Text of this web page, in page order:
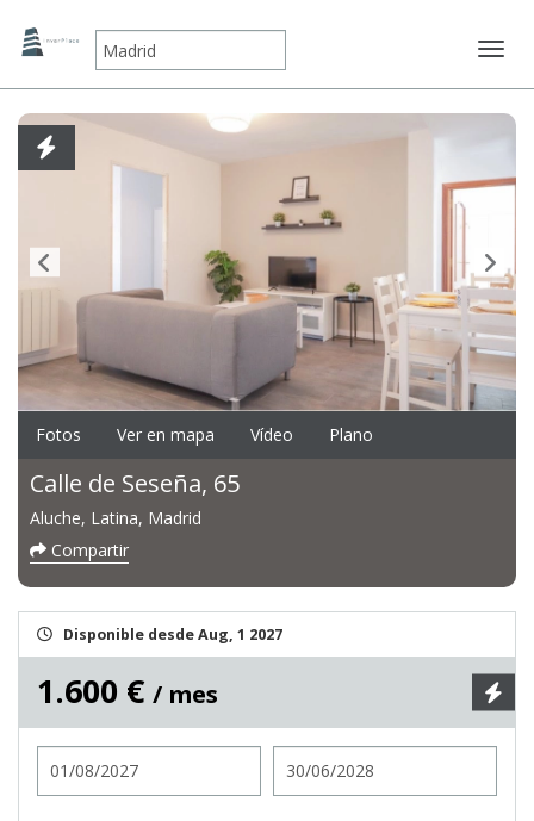
Fotos Ver en mapa Vídeo Plano
Calle de Seseña, 65
Aluche, Latina, Madrid
Compartir
Disponible desde Aug, 1 2027
1.600 € / mes